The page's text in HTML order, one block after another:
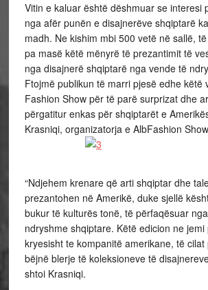
Vitin e kaluar është dëshmuar se interesi
nga afër punën e disajnerëve shqiptarë
madh. Ne kishim mbi 500 vetë në sallë,
pa masë këtë mënyrë të prezantimit të
nga disajnerë shqiptarë nga vende të
Ftojmë publikun të marri pjesë edhe këtë
Fashion Show për të parë surprizat dhe
përgatitur enkas për shqiptarët e
Krasniqi, organizatorja e AlbFashion
“Ndjehem krenare që arti shqiptar dhe
prezantohen në Amerikë, duke sjellë
bukur të kulturës tonë, të përfaqësuar
ndryshme shqiptare. Këtë edicion ne
kryesisht te kompanitë amerikane, të cilat
bëjnë blerje të koleksioneve të
shtoi Krasniqi.